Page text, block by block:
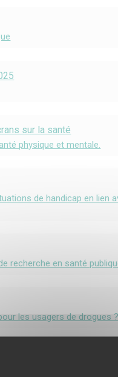
sur la santé
physique et mentale.
de handicap en lien
recherche en santé
les usagers de drogues ?
avancées en matière